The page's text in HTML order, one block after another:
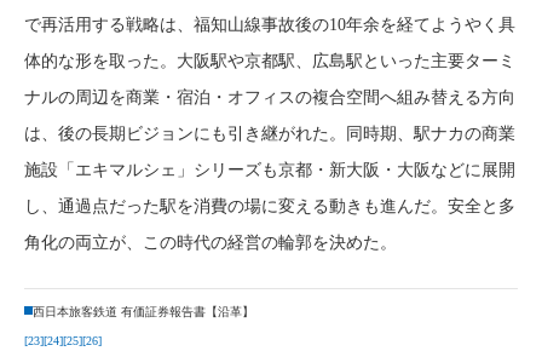
で再活用する戦略は、福知山線事故後の10年余を経てようやく具
体的な形を取った。大阪駅や京都駅、広島駅といった主要ターミ
ナルの周辺を商業・宿泊・オフィスの複合空間へ組み替える方向
は、後の長期ビジョンにも引き継がれた。同時期、駅ナカの商業
施設「エキマルシェ」シリーズも京都・新大阪・大阪などに展開
し、通過点だった駅を消費の場に変える動きも進んだ。安全と多
角化の両立が、この時代の経営の輪郭を決めた。
西日本旅客鉄道 有価証券報告書【沿革】
[23][24][25][26]